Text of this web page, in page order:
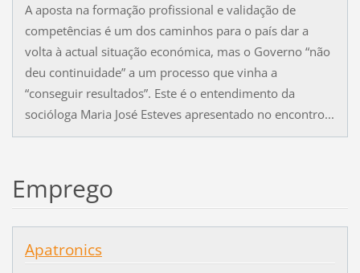
A aposta na formação profissional e validação de
competências é um dos caminhos para o país dar a
volta à actual situação económica, mas o Governo “não
deu continuidade” a um processo que vinha a
“conseguir resultados”. Este é o entendimento da
socióloga Maria José Esteves apresentado no encontro...
Emprego
Apatronics